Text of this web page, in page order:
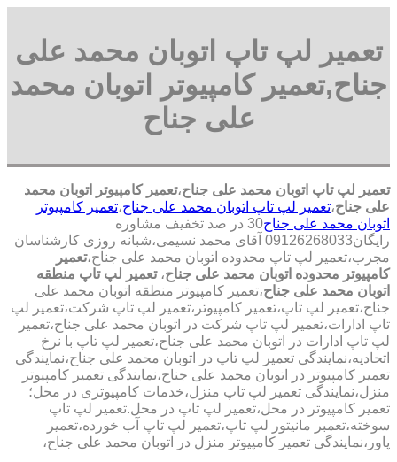
تعمیر لپ تاپ اتوبان محمد علی
جناح,تعمیر کامپیوتر اتوبان محمد
علی جناح
تعمیر لپ تاپ اتوبان محمد علی جناح،تعمیر کامپیوتر اتوبان محمد
علی جناح،تعمیر لپ تاپ اتوبان محمد علی جناح،تعمیر کامپیوتر
اتوبان محمد علی جناح
30 در صد تخفیف مشاوره
رایگان09126268033 آقای محمد نسیمی،شبانه روزی کارشناسان
مجرب،تعمیر لپ تاپ محدوده اتوبان محمد علی جناح،تعمیر
کامپیوتر محدوده اتوبان محمد علی جناح، تعمیر لپ تاپ منطقه
اتوبان محمد علی جناح،تعمیر کامپیوتر منطقه اتوبان محمد علی
جناح،تعمیر لپ تاپ،تعمیر کامپیوتر،تعمیر لپ تاپ شرکت،تعمیر لپ
تاپ ادارات،تعمیر لپ تاپ شرکت در اتوبان محمد علی جناح،تعمیر
لپ تاپ ادارات در اتوبان محمد علی جناح،تعمیر لپ تاپ با نرخ
اتحادیه،نمایندگی تعمیر لپ تاپ در اتوبان محمد علی جناح،نمایندگی
تعمیر کامپیوتر در اتوبان محمد علی جناح،نمایندگی تعمیر کامپیوتر
منزل،نمایندگی تعمیر لپ تاپ منزل،خدمات کامپیوتری در محل؛
تعمیر کامپیوتر در محل،تعمیر لپ تاپ در محل.تعمیر لپ تاپ
سوخته،تعمبر مانیتور لپ تاپ،تعمیر لپ تاپ آب خورده،تعمیر
پاور،نمایندگی تعمیر کامپیوتر منزل در اتوبان محمد علی جناح،